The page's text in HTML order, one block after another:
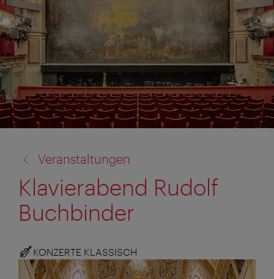
zu:
Veranstaltungen
Klavierabend Rudolf
Buchbinder
KONZERTE KLASSISCH